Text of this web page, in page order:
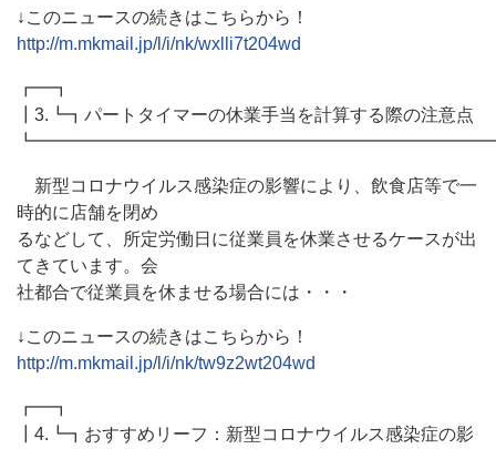
↓このニュースの続きはこちらから！
http://m.mkmail.jp/l/i/nk/wxlli7t204wd
┏━┓
┃3.┗┓パートタイマーの休業手当を計算する際の注意点
新型コロナウイルス感染症の影響により、飲食店等で一
時的に店舗を閉め
るなどして、所定労働日に従業員を休業させるケースが出
てきています。会
社都合で従業員を休ませる場合には・・・
↓このニュースの続きはこちらから！
http://m.mkmail.jp/l/i/nk/tw9z2wt204wd
┏━┓
┃4.┗┓おすすめリーフ：新型コロナウイルス感染症の影